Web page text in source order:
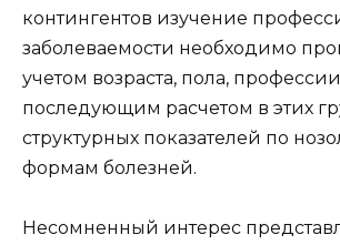
контингентов изучение
заболеваемости необходимо
учетом возраста, пола,
последующим расчетом в этих
структурных показателей по
формам болезней.
Несомненный интерес